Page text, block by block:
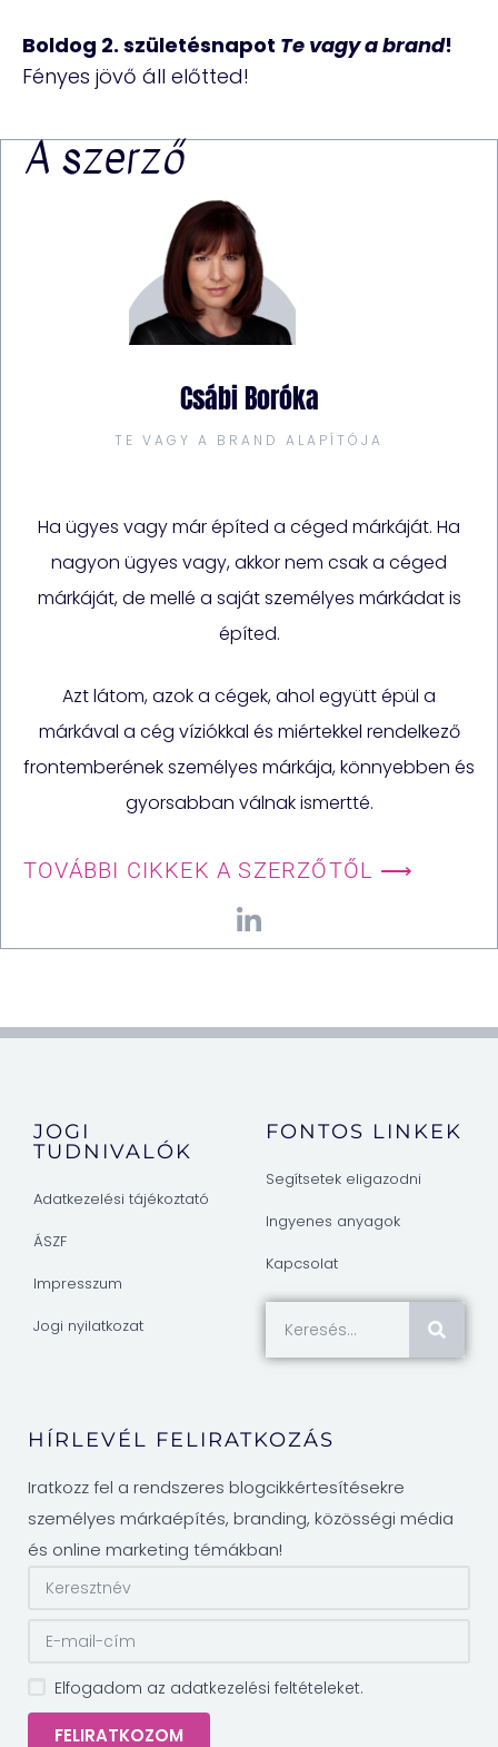
Boldog 2. születésnapot Te vagy a brand!
Fényes jövő áll előtted!
A szerző
Csábi Boróka
TE VAGY A BRAND ALAPÍTÓJA
Ha ügyes vagy már építed a céged márkáját. Ha
nagyon ügyes vagy, akkor nem csak a céged
márkáját, de mellé a saját személyes márkádat is
építed.
Azt látom, azok a cégek, ahol együtt épül a
márkával a cég víziókkal és miértekkel rendelkező
frontemberének személyes márkája, könnyebben és
gyorsabban válnak ismertté.
TOVÁBBI CIKKEK A SZERZŐTŐL ⟶
JOGI
TUDNIVALÓK
Adatkezelési tájékoztató
ÁSZF
Impresszum
Jogi nyilatkozat
FONTOS LINKEK
Segítsetek eligazodni
Ingyenes anyagok
Kapcsolat
HÍRLEVÉL FELIRATKOZÁS
Iratkozz fel a rendszeres blogcikkértesítésekre
személyes márkaépítés, branding, közösségi média
és online marketing témákban!
Elfogadom az adatkezelési feltételeket.
FELIRATKOZOM